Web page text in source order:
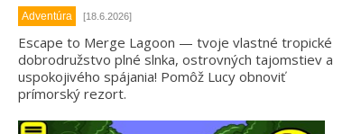
Adventúra [18.6.2026]
Escape to Merge Lagoon — tvoje vlastné tropické
dobrodružstvo plné slnka, ostrovných tajomstiev a
uspokojivého spájania! Pomôž Lucy obnoviť
prímorský rezort.